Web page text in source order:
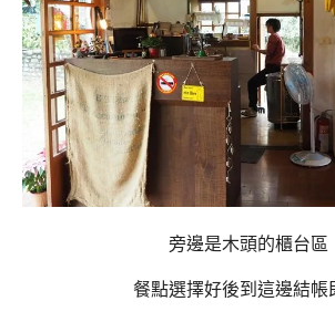
旁邊是木頭的櫃台區
餐點選擇好後到這邊結帳